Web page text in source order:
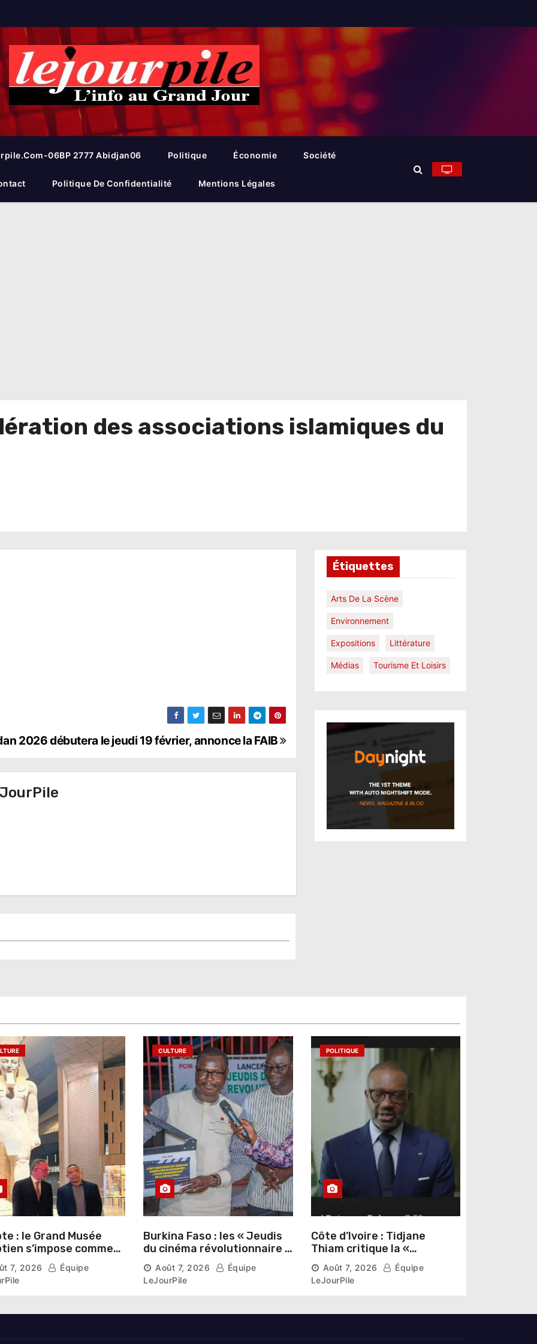
06BP 2777 Abidjan06 Politique Économie Société
Politique De Confidentialité Mentions Légales
des associations islamiques du
2026 débutera le jeudi 19 février, annonce la FAIB
Étiquettes
Arts De La Scène
Environnement
Expositions Littérature
Médias Tourisme Et Loisirs
: le Grand Musée
s’impose comme
du patrimoine
auprès des
étrangers
7, 2026
Équipe
CULTURE
Burkina Faso : les « Jeudis
du cinéma révolutionnaire »
lancés au Mémorial Thomas
Sankara
Août 7, 2026
Équipe
LeJourPile
POLITIQUE
Côte d’Ivoire : Tidjane
Thiam critique la «
judiciarisation » de la
politique et appelle à
poursuivre l’apaisement
Août 7, 2026
Équipe
LeJourPile